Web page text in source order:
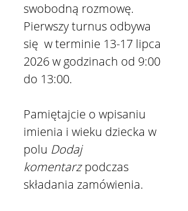
swobodną rozmowę.
Pierwszy turnus odbywa
się w terminie 13-17 lipca
2026 w godzinach od 9:00
do 13:00.
Pamiętajcie o wpisaniu
imienia i wieku dziecka w
polu Dodaj
komentarzpodczas
składania zamówienia.